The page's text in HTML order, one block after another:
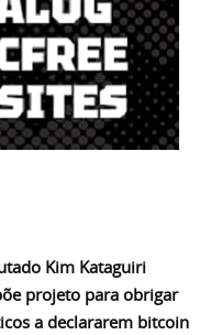
Kim Kataguiri
projeto para obrigar
a declararem bitcoin